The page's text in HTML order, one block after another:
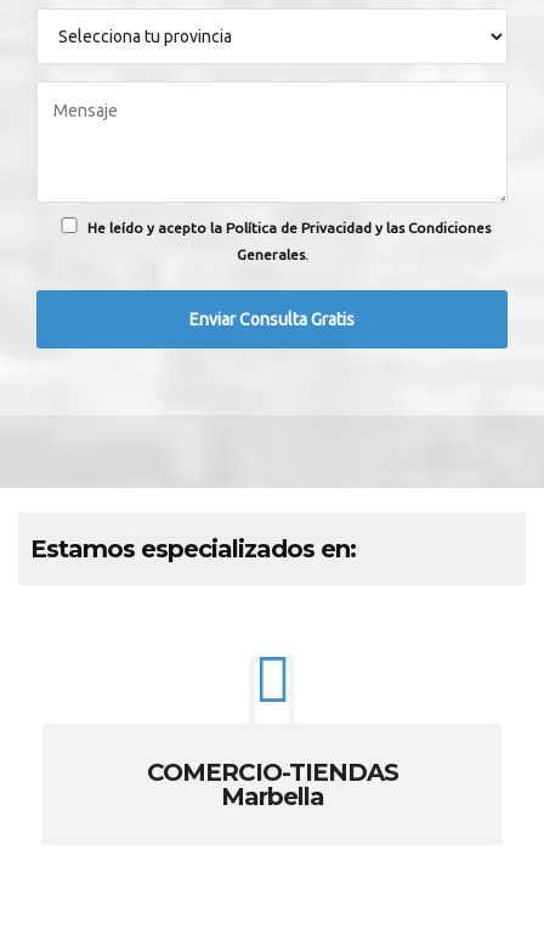
He leído y acepto la Política de Privacidad y las Condiciones
Generales.
Estamos especializados en:
COMERCIO-TIENDAS
Marbella